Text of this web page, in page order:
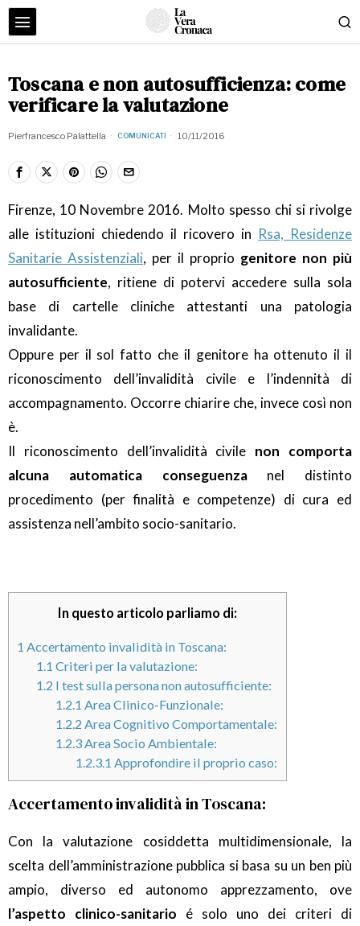
Toscana e non autosufficienza: come
verificare la valutazione
Pierfrancesco Palattella COMUNICATI 10/11/2016
Firenze, 10 Novembre 2016. Molto spesso chi si rivolge
alle istituzioni chiedendo il ricovero in Rsa, Residenze
Sanitarie Assistenziali, per il proprio genitore non più
autosufficiente, ritiene di potervi accedere sulla sola
base di cartelle cliniche attestanti una patologia
invalidante.
Oppure per il sol fatto che il genitore ha ottenuto il il
riconoscimento dell’invalidità civile e l’indennità di
accompagnamento. Occorre chiarire che, invece così non
è.
Il riconoscimento dell’invalidità civile non comporta
alcuna automatica conseguenzanel distinto
procedimento (per finalità e competenze) di cura ed
assistenza nell’ambito socio-sanitario.
In questo articolo parliamo di:
1 Accertamento invalidità in Toscana:
1.1 Criteri per la valutazione:
1.2 I test sulla persona non autosufficiente:
1.2.1 Area Clinico-Funzionale:
1.2.2 Area Cognitivo Comportamentale:
1.2.3Area Socio Ambientale:
1.2.3.1 Approfondire il proprio caso:
Accertamento invalidità in Toscana:
Con la valutazione cosiddetta multidimensionale, la
scelta dell’amministrazione pubblica si basa su un ben più
ampio, diverso ed autonomo apprezzamento, ove
l’aspetto clinico-sanitario é solo uno dei criteri di